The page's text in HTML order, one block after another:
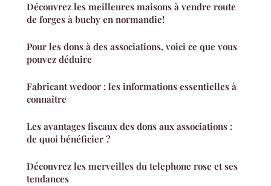
Découvrez les meilleures maisons à vendre route
de forges à buchy en normandie!
Pour les dons à des associations, voici ce que vous
pouvez déduire
Fabricant wedoor : les informations essentielles à
connaître
Les avantages fiscaux des dons aux associations :
de quoi bénéficier ?
Découvrez les merveilles du telephone rose et ses
tendances